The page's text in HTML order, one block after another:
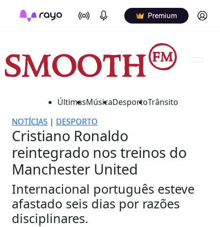
On Air Podcasts Premium Log in
ÚltimasMúsicaDesportoTrânsito
NOTÍCIAS | DESPORTO
Cristiano Ronaldo
reintegrado nos treinos do
Manchester United
Internacional português esteve
afastado seis dias por razões
disciplinares.